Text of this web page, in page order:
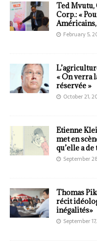
Ted Mvutu,
Corp.: «
February 5,
« On verra
réservée »
October 21,
Etienne
met en
qu’elle a
September
Thomas
récit
inégalités»
September